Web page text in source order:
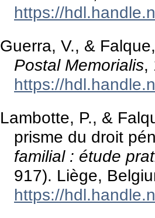
https://
Guerra, V., &
Postal Memorialis,
https://
Lambotte, P., &
prisme du droit
familial : étude
917). Liège,
https://